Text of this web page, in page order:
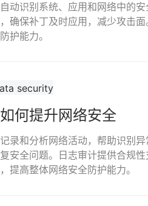
动识别系统、应用和网络中的
确保补丁及时应用，减少攻击
护能力。
何提升网络安全
录和分析网络活动，帮助识别
安全问题。日志审计提供合规
提高整体网络安全防护能力。